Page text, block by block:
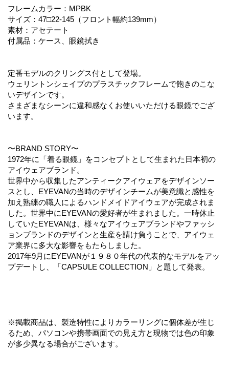
フレームカラー：MPBK
サイズ：47□22-145（フロント幅約139mm）
素材：アセテート
付属品：ケース、眼鏡拭き
定番モデルのクリングス付として登場。
ウェリントンシェイプのプラスチックフレームで飽きのこな
いデザインです。
さまざまなシーンに違和感なくお使いいただける眼鏡でござ
います。
〜BRAND STORY〜
1972年に「着る眼鏡」をコンセプトとして生まれた日本初の
アイウェアブランド。
世界中から収集したアンティークアイウェアをデザインソー
スとし、EYEVANの当時のデザインチームが美意識と感性を
加え熟練の職人によるハンドメイドアイウェアが完成されま
した。世界中にEYEVANの愛好者が生まれました。一時休止
していたEYEVANは、様々なアイウェアブランドやファッシ
ョンブランドのデザインと生産を請け負うことで、アイウェ
ア業界に多大な影響をもたらしました。
2017年9月にEYEVANが１９８０年代の代表的なモデルをアッ
プデートし、「CAPSULE COLLECTION」と題して発表。
※掲載商品は、製造特性によりカラーリングに個体差が生じ
るため、パソコンや携帯画面での見え方と現物では色の印象
が多少異なる場合がございます。